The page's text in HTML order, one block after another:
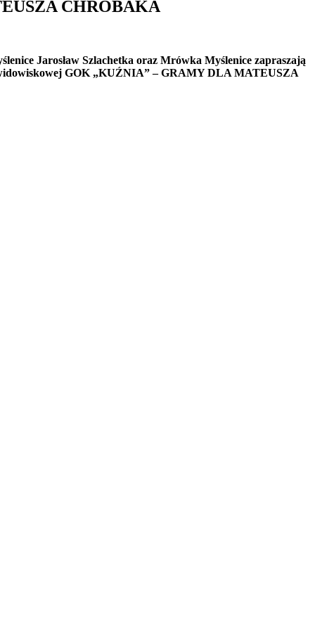
CHROBAKA
Jarosław Szlachetka oraz Mrówka Myślenice zapraszają
GOK „KUŹNIA” – GRAMY DLA MATEUSZA